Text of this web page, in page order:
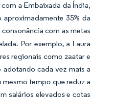
a Embaixada da Índia,
35% da
com as metas
Por exemplo, a Laura
regionais como zaatar e
cada vez mais a
tempo que reduz a
salários elevados e cotas